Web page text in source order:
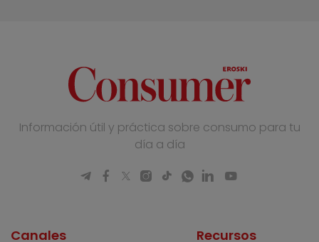
Información útil y práctica sobre consumo para tu
día a día
Canales Recursos